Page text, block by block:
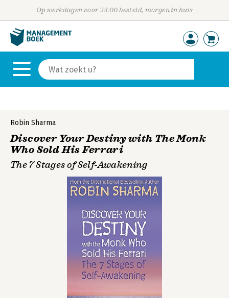
Op werkdagen voor 23:00 besteld, morgen in huis
Robin Sharma
Discover Your Destiny with The Monk
Who Sold His Ferrari
The 7 Stages of Self-Awakening